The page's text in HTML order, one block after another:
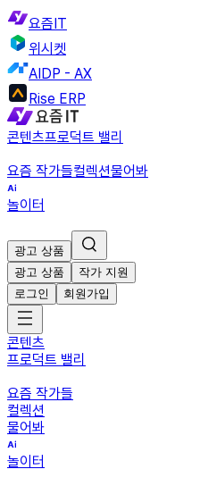
요즘IT
위시켓
AIDP - AX
Rise ERP
콘텐츠프로덕트 밸리
요즘 작가들컬렉션물어봐
놀이터
광고 상품
광고 상품
작가 지원
로그인
회원가입
콘텐츠
프로덕트 밸리
요즘 작가들
컬렉션
물어봐
놀이터